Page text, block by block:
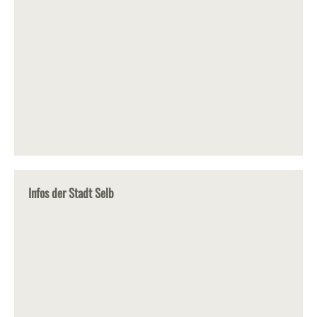
Infos der Stadt Selb